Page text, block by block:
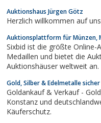
Auktionshaus Jürgen Götz
Herzlich willkommen auf
Auktionsplattform für Münzen,
Sixbid ist die größte
Medaillen und bietet die
Auktionshäuser weltweit an.
Gold, Silber & Edelmetalle
Goldankauf & Verkauf - Gold, Silber, Platin, Palladium -
Konstanz und deutschlandweit, zertifizierter
Käuferschutz.